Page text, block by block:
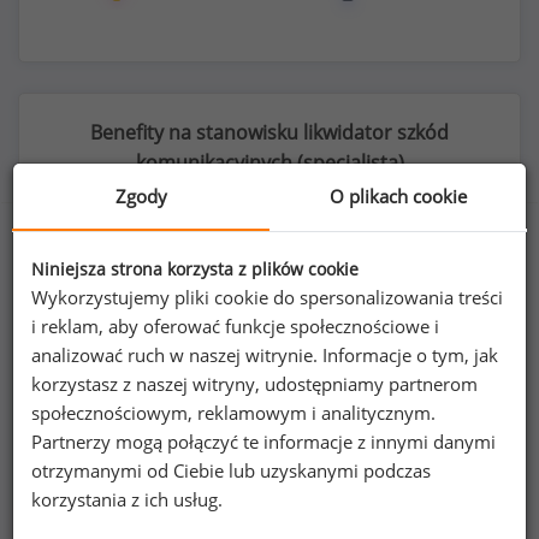
Benefity na stanowisku likwidator szkód
komunikacyjnych (specjalista)
72%
prywatna opieka medyczna dla pracownika
Zgody O plikach cookie
Niniejsza strona korzysta z plików cookie
Wykorzystujemy pliki cookie do spersonalizowania treści
i reklam, aby oferować funkcje społecznościowe i
analizować ruch w naszej witrynie. Informacje o tym, jak
korzystasz z naszej witryny, udostępniamy partnerom
społecznościowym, reklamowym i analitycznym.
Partnerzy mogą połączyć te informacje z innymi danymi
otrzymanymi od Ciebie lub uzyskanymi podczas
korzystania z ich usług.